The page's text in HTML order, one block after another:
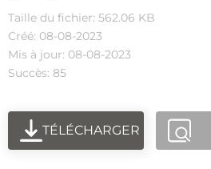
Taille du fichier: 562.06 KB
Créé: 08-08-2023
Mis à jour: 08-08-2023
Succès: 85
TÉLÉCHARGER